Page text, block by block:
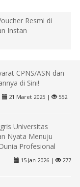
Resmi di
Instan
CPNS/ASN dan
di Sini!
21 Maret 2025 | 552
Universitas
Nyata Menuju
Profesional
15 Jan 2026 | 277